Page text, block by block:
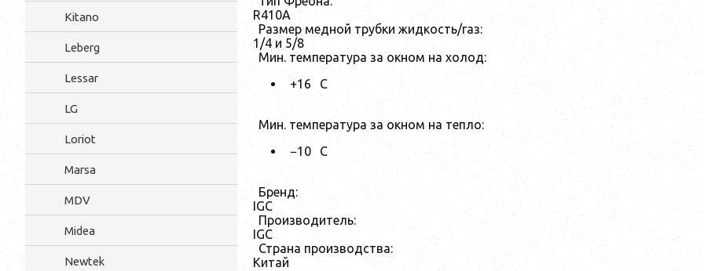
Kitano
Leberg
Lessar
LG
Loriot
Marsa
MDV
Midea
Newtek
R410A
Размер медной трубки жидкость/газ:
1/4 и 5/8
Мин. температура за окном на холод:
+16
С
Мин. температура за окном на тепло:
−10
С
Бренд:
IGC
Производитель:
IGC
Страна производства:
Китай